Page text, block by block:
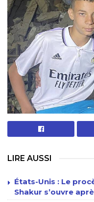
LIRE AUSSI
États-Unis : Le
Shakur s’ouvre